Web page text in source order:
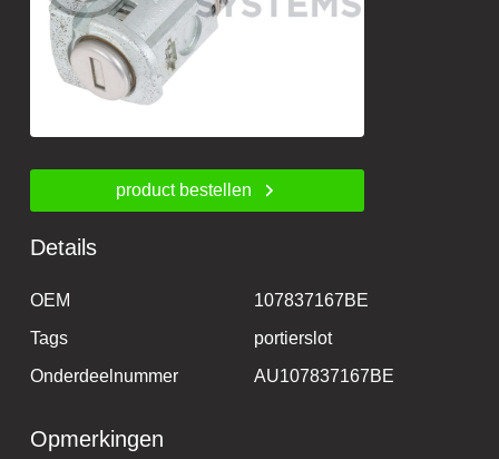
product bestellen
Details
OEM
107837167BE
Tags
portierslot
Onderdeelnummer
AU107837167BE
Opmerkingen